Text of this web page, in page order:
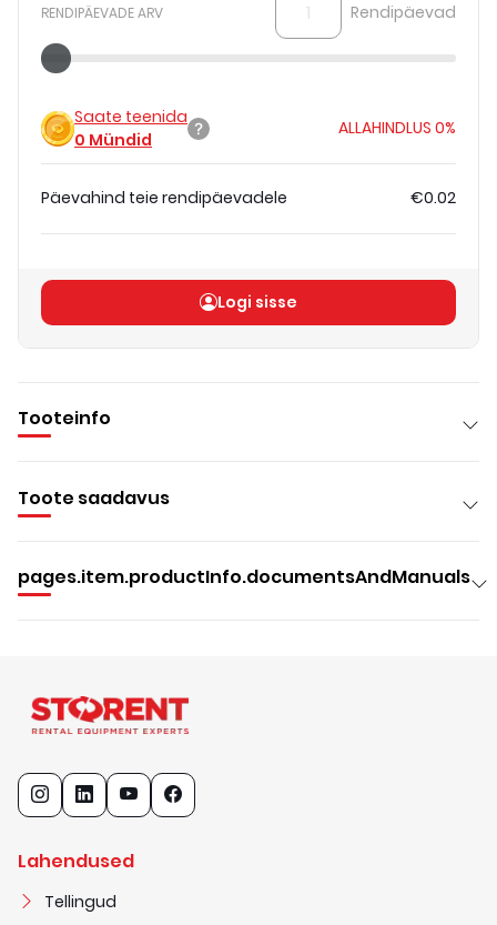
RENDIPÄEVADE ARV Rendipäevad
Saate teenida
0 Mündid
ALLAHINDLUS 0%
Päevahind teie rendipäevadele €0.02
Logi sisse
Tooteinfo
Toote saadavus
pages.item.productInfo.documentsAndManuals
Lahendused
Tellingud